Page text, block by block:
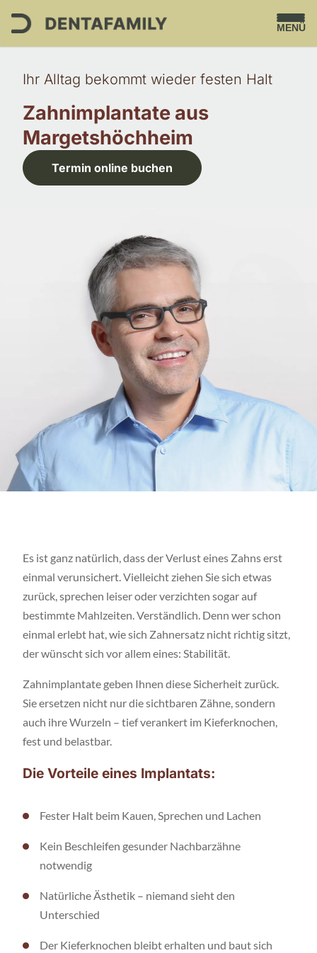
MENÜ
Ihr Alltag bekommt wieder festen Halt
Zahnimplantate aus
Margetshöchheim
Termin online buchen
Es ist ganz natürlich, dass der Verlust eines Zahns erst
einmal verunsichert. Vielleicht ziehen Sie sich etwas
zurück, sprechen leiser oder verzichten sogar auf
bestimmte Mahlzeiten. Verständlich. Denn wer schon
einmal erlebt hat, wie sich Zahnersatz nicht richtig sitzt,
der wünscht sich vor allem eines: Stabilität.
Zahnimplantate geben Ihnen diese Sicherheit zurück.
Sie ersetzen nicht nur die sichtbaren Zähne, sondern
auch ihre Wurzeln – tief verankert im Kieferknochen,
fest und belastbar.
Die Vorteile eines Implantats:
Fester Halt beim Kauen, Sprechen und Lachen
Kein Beschleifen gesunder Nachbarzähne
notwendig
Natürliche Ästhetik – niemand sieht den
Unterschied
Der Kieferknochen bleibt erhalten und baut sich